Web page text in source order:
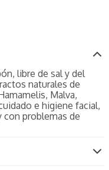
libre de sal y del
naturales de
Malva,
e higiene facial,
con problemas de